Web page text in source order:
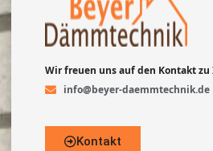
Wir freuen uns auf den Kontakt zu
info@beyer-daemmtechnik.de
Kontakt